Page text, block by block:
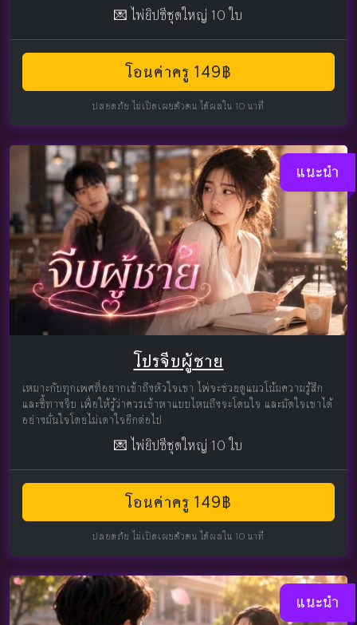
💌 ไพ่ยิปซีชุดใหญ่ 10 ใบ
โอนค่าครู 149฿
ปลอดภัย ไม่เปิดเผยตัวตน ได้ผลใน 10 นาที
แนะนำ
โปรจีบผู้ชาย
เหมาะกับทุกเพศที่อยากเข้าถึงหัวใจเขา ไพ่จะช่วยดูแนวโน้มความรู้สึก
และชี้ทางจีบ เพื่อให้รู้ว่าควรเข้าหาแบบไหนถึงจะโดนใจ และมัดใจเขาได้
อย่างมั่นใจโดยไม่เดาใจอีกต่อไป
💌 ไพ่ยิปซีชุดใหญ่ 10 ใบ
โอนค่าครู 149฿
ปลอดภัย ไม่เปิดเผยตัวตน ได้ผลใน 10 นาที
แนะนำ